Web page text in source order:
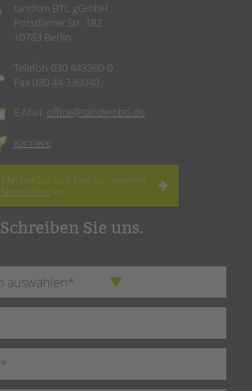
tandem BTL gGmbH
Potsdamer Str. 182
10783 Berlin
Telefon 030 443360-0
Fax 030 44 336040
E-Mail: office@tandembtl.de
Karriere
Melden Sie sich hier für unseren
Newsletter an.
Schreiben Sie uns.